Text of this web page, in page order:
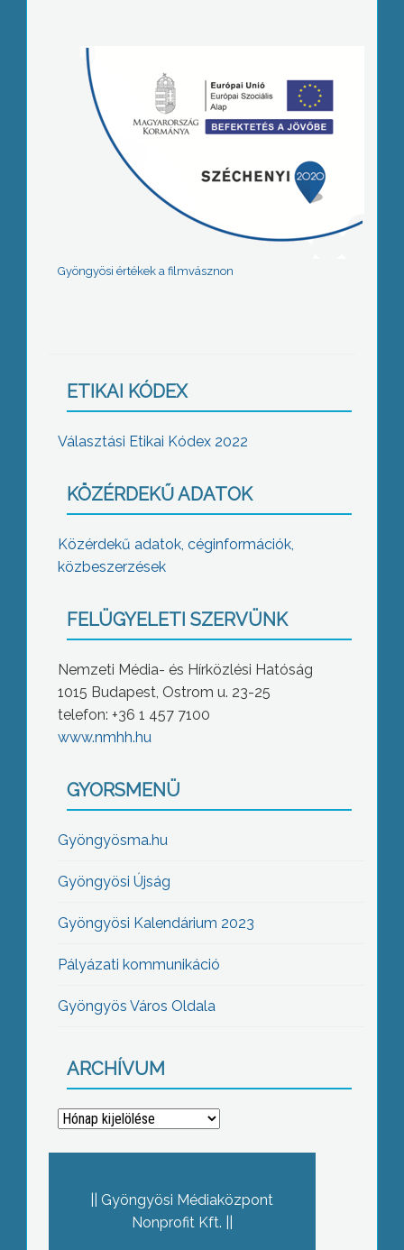
Gyöngyösi értékek a filmvásznon
ETIKAI KÓDEX
Választási Etikai Kódex 2022
KÖZÉRDEKŰ ADATOK
Közérdekű adatok, céginformációk,
közbeszerzések
FELÜGYELETI SZERVÜNK
Nemzeti Média- és Hírközlési Hatóság
1015 Budapest, Ostrom u. 23-25
telefon: +36 1 457 7100
www.nmhh.hu
GYORSMENÜ
Gyöngyösma.hu
Gyöngyösi Újság
Gyöngyösi Kalendárium 2023
Pályázati kommunikáció
Gyöngyös Város Oldala
ARCHÍVUM
Archívum
Gyöngyösi Médiaközpont
Nonprofit Kft.